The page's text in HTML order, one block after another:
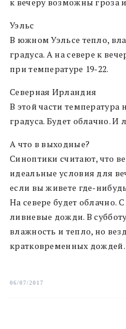
Уэльс
В южном Уэльсе тепло,
градуса. А на севере к
при температуре 19-22.
Северная Ирландия
В этой части
градуса. Будет облачно.
А что в выходные?
Синоптики считают, что
идеальные условия для
если вы живете где-
На севере будет облачно.
ливневые дожди. В
влажность и тепло, но
кратковременных дождей.
06/07/2017